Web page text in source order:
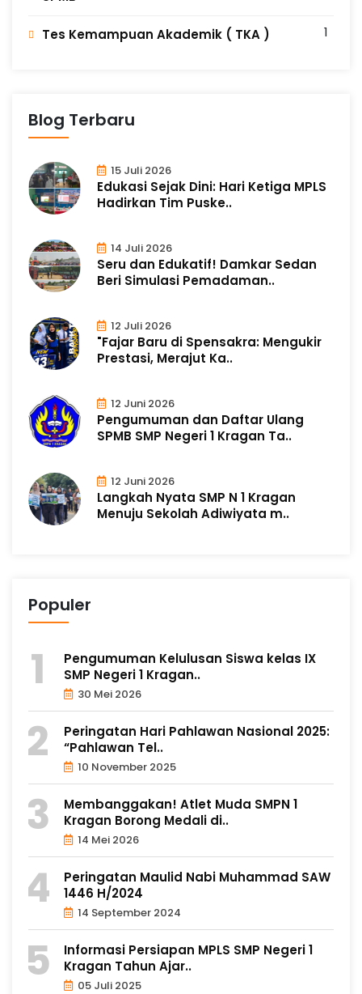
Tes Kemampuan Akademik ( TKA ) 1
Blog Terbaru
15 Juli 2026
Edukasi Sejak Dini: Hari Ketiga MPLS
Hadirkan Tim Puske..
14 Juli 2026
Seru dan Edukatif! Damkar Sedan
Beri Simulasi Pemadaman..
12 Juli 2026
"Fajar Baru di Spensakra: Mengukir
Prestasi, Merajut Ka..
12 Juni 2026
Pengumuman dan Daftar Ulang
SPMB SMP Negeri 1 Kragan Ta..
12 Juni 2026
Langkah Nyata SMP N 1 Kragan
Menuju Sekolah Adiwiyata m..
Populer
Pengumuman Kelulusan Siswa kelas IX
SMP Negeri 1 Kragan..
30 Mei 2026
Peringatan Hari Pahlawan Nasional 2025:
“Pahlawan Tel..
10 November 2025
Membanggakan! Atlet Muda SMPN 1
Kragan Borong Medali di..
14 Mei 2026
Peringatan Maulid Nabi Muhammad SAW
1446 H/2024
14 September 2024
Informasi Persiapan MPLS SMP Negeri 1
Kragan Tahun Ajar..
05 Juli 2025